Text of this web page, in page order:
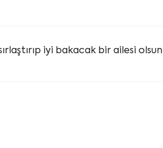
iyi bakacak bir ailesi olsun